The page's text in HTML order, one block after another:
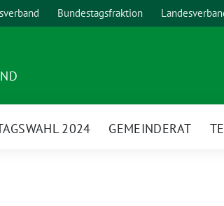
Bundestagsfraktion
2024 GEMEINDERAT